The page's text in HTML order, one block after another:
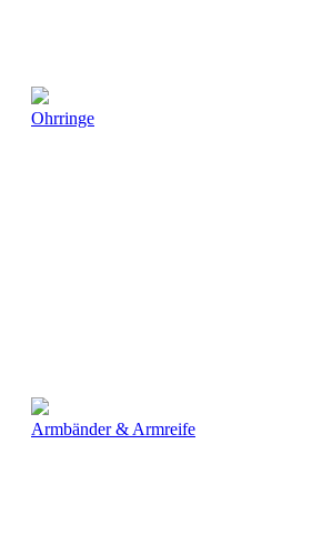
Ohrringe
Armbänder & Armreife